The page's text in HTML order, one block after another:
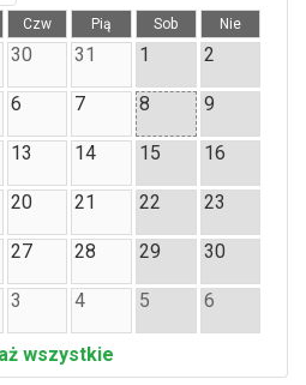
Czw Pią Sob Nie
30 31 1 2
6 7 8 9
13 14 15 16
20 21 22 23
27 28 29 30
3 4 5 6
wszystkie